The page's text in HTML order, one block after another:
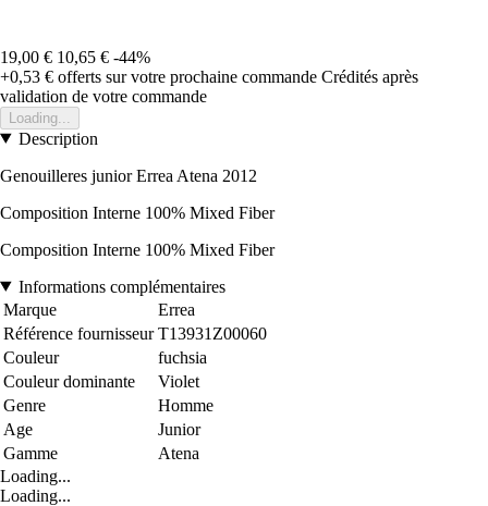
19,00 € 10,65 € -44%
+0,53 € offerts sur votre prochaine commande Crédités après
validation de votre commande
Loading...
Description
Genouilleres junior Errea Atena 2012
Composition Interne 100% Mixed Fiber
Composition Interne 100% Mixed Fiber
Informations complémentaires
Marque
Errea
Référence fournisseur T13931Z00060
Couleur
fuchsia
Couleur dominante
Violet
Genre
Homme
Age
Junior
Gamme
Atena
Loading...
Loading...